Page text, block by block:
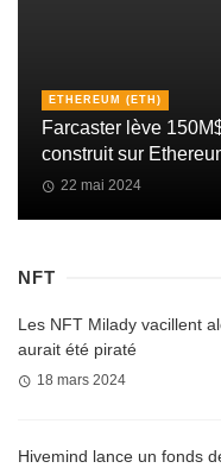
ETHEREUM (ETH)
Farcaster lève
construit sur
22 mai 2024
NFT
Les NFT Milady vacillent
aurait été piraté
18 mars 2024
Hivemind lance un fonds